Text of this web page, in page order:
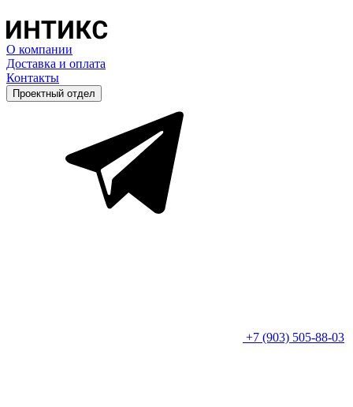
О компании
Доставка и оплата
Контакты
Проектный отдел
+7 (903) 505-88-03